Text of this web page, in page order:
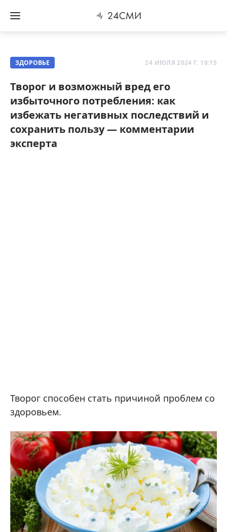
ЗДОРОВЬЕ 24 ИЮЛЯ 2024 Г. 10:15
Творог и возможный вред его
избыточного потребления: как
избежать негативных последствий и
сохранить пользу — комментарии
эксперта
Творог способен стать причиной проблем со
здоровьем.